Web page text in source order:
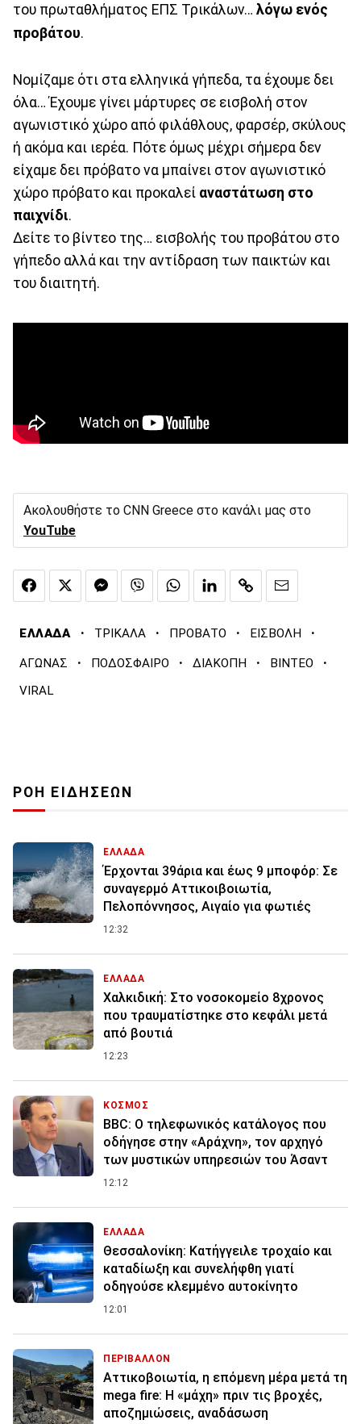
του πρωταθλήματος ΕΠΣ Τρικάλων… λόγω ενός
προβάτου.
Νομίζαμε ότι στα ελληνικά γήπεδα, τα έχουμε δει
όλα… Έχουμε γίνει μάρτυρες σε εισβολή στον
αγωνιστικό χώρο από φιλάθλους, φαρσέρ, σκύλους
ή ακόμα και ιερέα. Πότε όμως μέχρι σήμερα δεν
είχαμε δει πρόβατο να μπαίνει στον αγωνιστικό
χώρο πρόβατο και προκαλεί αναστάτωση στο
παιχνίδι.
Δείτε το βίντεο της… εισβολής του προβάτου στο
γήπεδο αλλά και την αντίδραση των παικτών και
του διαιτητή.
Ακολουθήστε το CNN Greece στο κανάλι μας στο
YouTube
ΕΛΛΑΔΑ · ΤΡΙΚΑΛΑ · ΠΡΟΒΑΤΟ · ΕΙΣΒΟΛΗ ·
ΑΓΩΝΑΣ · ΠΟΔΟΣΦΑΙΡΟ · ΔΙΑΚΟΠΗ · ΒΙΝΤΕΟ ·
VIRAL
ΡΟΗ ΕΙΔΗΣΕΩΝ
ΕΛΛΑΔΑ
Έρχονται 39άρια και έως 9 μποφόρ: Σε
συναγερμό Αττικοιβοιωτία,
Πελοπόννησος, Αιγαίο για φωτιές
12:32
ΕΛΛΑΔΑ
Χαλκιδική: Στο νοσοκομείο 8χρονος
που τραυματίστηκε στο κεφάλι μετά
από βουτιά
12:23
ΚΟΣΜΟΣ
BBC: Ο τηλεφωνικός κατάλογος που
οδήγησε στην «Αράχνη», τον αρχηγό
των μυστικών υπηρεσιών του Άσαντ
12:12
ΕΛΛΑΔΑ
Θεσσαλονίκη: Κατήγγειλε τροχαίο και
καταδίωξη και συνελήφθη γιατί
οδηγούσε κλεμμένο αυτοκίνητο
12:01
ΠΕΡΙΒΑΛΛΟΝ
Αττικοβοιωτία, η επόμενη μέρα μετά τη
mega fire: Η «μάχη» πριν τις βροχές,
αποζημιώσεις, αναδάσωση